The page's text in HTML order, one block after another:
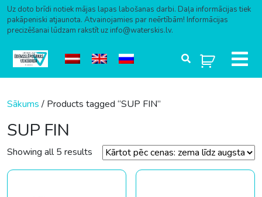
Uz doto brīdi notiek mājas lapas labošanas darbi. Daļa informācijas tiek
pakāpeniski atjaunota. Atvainojamies par neērtībām! Informācijas
precizēšanai lūdzam rakstīt uz info@waterskis.lv.
Sākums/ Products tagged “SUP FIN”
SUP FIN
Showing all 5 results Sorted by price: low to high